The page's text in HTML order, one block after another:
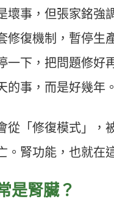
壞事，但張家銘強
修復機制，暫停生
一下，把問題修好
的事，而是好幾年。
從「修復模式」，
。腎功能，也就在
是腎臟？